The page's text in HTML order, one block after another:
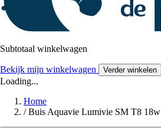
Subtotaal winkelwagen
Bekijk mijn winkelwagen Verder winkelen
Loading...
Home
/ Buis Aquavie Lumivie SM T8 18w